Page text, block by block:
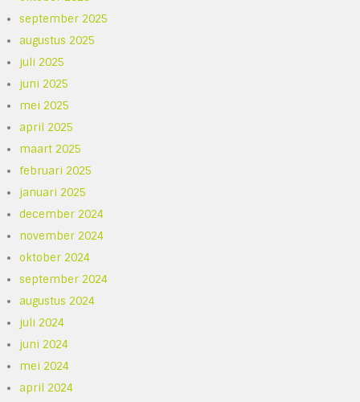
september 2025
augustus 2025
juli 2025
juni 2025
mei 2025
april 2025
maart 2025
februari 2025
januari 2025
december 2024
november 2024
oktober 2024
september 2024
augustus 2024
juli 2024
juni 2024
mei 2024
april 2024